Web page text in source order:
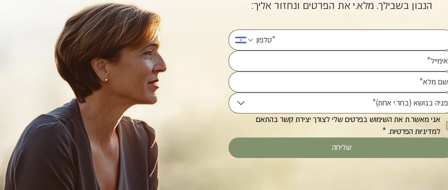
הנכון בשבילך. מלא.י את הפרטים ונחזור אליך:
פניה בנושא (בחר.י אחת)*
למדיניות הפרטיות. *
שליחה